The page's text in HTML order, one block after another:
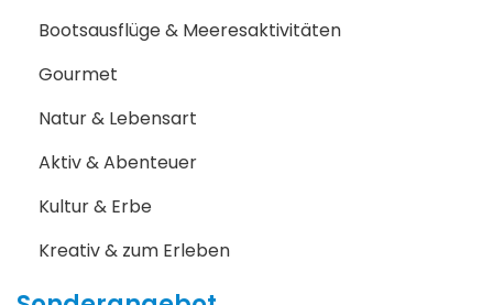
Bootsausflüge & Meeresaktivitäten
Gourmet
Natur & Lebensart
Aktiv & Abenteuer
Kultur & Erbe
Kreativ & zum Erleben